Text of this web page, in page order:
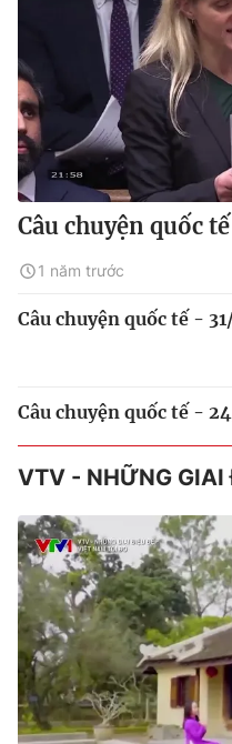
Câu chuyện quốc
1 năm trước
Câu chuyện quốc tế -
Câu chuyện quốc tế -
VTV - NHỮNG GIAI